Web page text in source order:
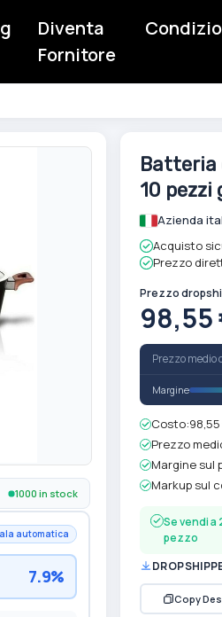
Diventa
Fornitore
Vai
immagini
1000 in stock
automatica
7.9%
Batteria
10
Azienda
Acquisto
Prezzo
Prezzo
98,55
Prezzo medio
Margine
Costo:
Prezzo
Margine sul
Markup sul
Se vendi a
pezzo
Copy